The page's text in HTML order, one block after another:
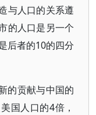
与人口的关系遵
的人口是另一个
后者的10的四分
的贡献与中国的
国人口的4倍，